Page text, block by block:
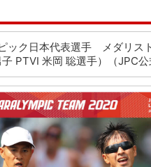
ック日本代表選手 メダリス
子 PTVI 米岡 聡選手）（JPC公